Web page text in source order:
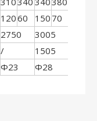
12060 150 70
2750 3005
/ 1505
Φ23 Φ28